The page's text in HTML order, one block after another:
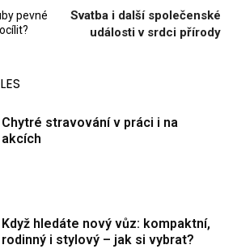
pevné
Svatba i další společenské
události v srdci přírody
Chytré stravování v práci i na
akcích
Když hledáte nový vůz: kompaktní,
rodinný i stylový – jak si vybrat?